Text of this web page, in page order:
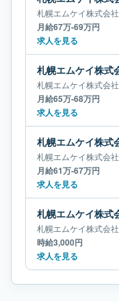
札幌エムケイ株式会社
月給67万-69万円
求人を見る
札幌エムケイ株式会社
月給65万-68万円
求人を見る
札幌エムケイ株式会社
月給61万-67万円
求人を見る
札幌エムケイ株式会社
時給3,000円
求人を見る